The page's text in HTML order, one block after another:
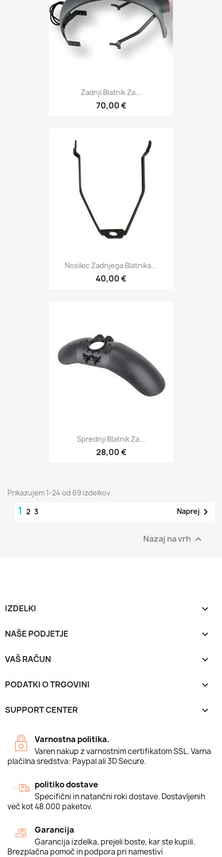
Zadnji Blatnik Za...
70,00 €
Nosilec Zadnjega Blatnika...
40,00 €
Sprednji Blatnik Za...
28,00 €
Prikazujem 1-24 od 69 izdelkov
1 2 3 Naprej 
Nazaj na vrh 
IZDELKI 
NAŠE PODJETJE 
VAŠ RAČUN 
PODATKI O TRGOVINI keyboard_arrow_down
SUPPORT CENTER 
Varnostna politika.
Varen nakup z varnostnim certifikatom SSL. Varna
plačilna sredstva: Paypal ali 3D Secure.
politiko dostave
Specifični in natančni roki dostave. Dostavljenih
več kot 48.000 paketov.
Garancija
Garancija izdelka, prejeli boste, kar ste kupili.
Brezplačna pomoč in podpora pri namestivi